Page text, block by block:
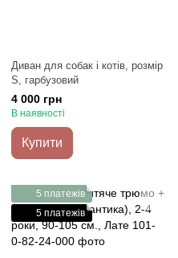
Диван для собак і котів, розмір
S, гарбузовий
4 000 грн
В наявності
Купити
5 платежів
5 платежів